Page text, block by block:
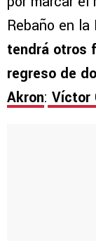
Rebaño en
tendrá otros
regreso de
Akron: Víctor